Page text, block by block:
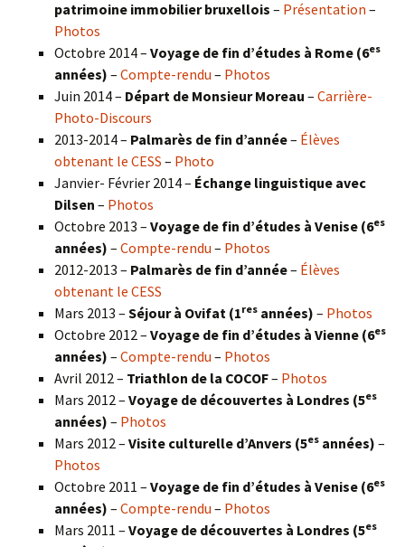
patrimoine immobilier bruxellois – Présentation –
Photos
Octobre 2014 – Voyage de fin d’études à Rome (6es
années) – Compte-rendu – Photos
Juin 2014 – Départ de Monsieur Moreau – Carrière-
Photo-Discours
2013-2014 – Palmarès de fin d’année– Élèves
obtenant le CESS – Photo
Janvier- Février 2014 – Échange linguistique avec
Dilsen – Photos
Octobre 2013 – Voyage de fin d’études à Venise (6es
années) – Compte-rendu – Photos
2012-2013 – Palmarès de fin d’année– Élèves
obtenant le CESS
Mars 2013 – Séjour à Ovifat (1res années) – Photos
Octobre 2012 – Voyage de fin d’études à Vienne (6es
années) – Compte-rendu – Photos
Avril 2012 – Triathlon de la COCOF– Photos
Mars 2012 – Voyage de découvertes à Londres (5es
années) – Photos
Mars 2012 – Visite culturelle d’Anvers (5es années) –
Photos
Octobre 2011 – Voyage de fin d’études à Venise (6es
années) – Compte-rendu – Photos
Mars 2011 – Voyage de découvertes à Londres (5es